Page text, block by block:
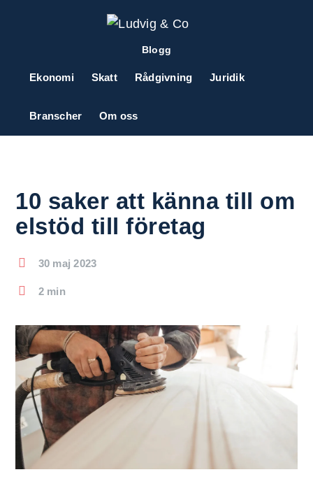
Blogg
Ekonomi Skatt Rådgivning Juridik
Branscher Om oss
10 saker att känna till om
elstöd till företag
30 maj 2023
2 min